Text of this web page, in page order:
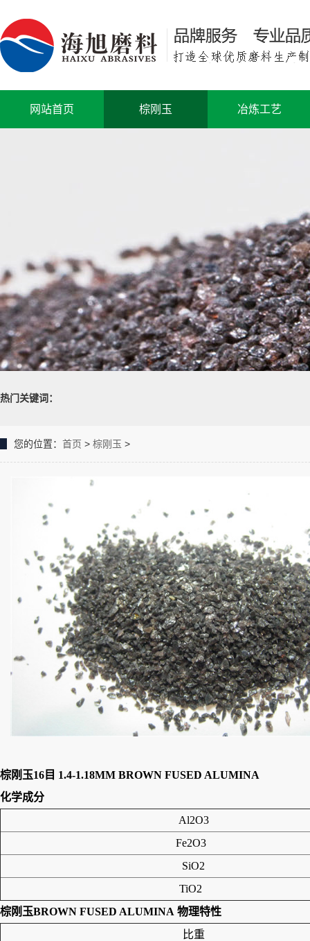
网站首页 棕刚玉 冶炼工艺
热门关键词：
您的位置： 首页 > 棕刚玉 >
棕刚玉16目 1.4-1.18MM BROWN FUSED ALUMINA
化学成分
Al2O3
Fe2O3
SiO2
TiO2
棕刚玉BROWN FUSED ALUMINA 物理特性
比重